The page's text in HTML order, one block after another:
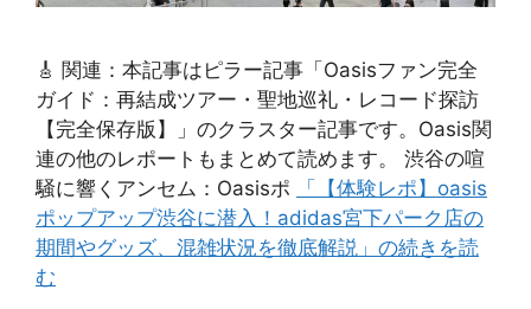
🎸 関連：本記事はピラー記事「Oasisファン完全
ガイド：再結成ツアー・聖地巡礼・レコード探訪
【完全保存版】」のクラスター記事です。Oasis関
連の他のレポートもまとめて読めます。 渋谷の喧
騒に響くアンセム：Oasisポ
「【体験レポ】oasis
ポップアップ渋谷に潜入！adidas宮下パーク店の
期間やグッズ、混雑状況を徹底解説」の続きを読
む